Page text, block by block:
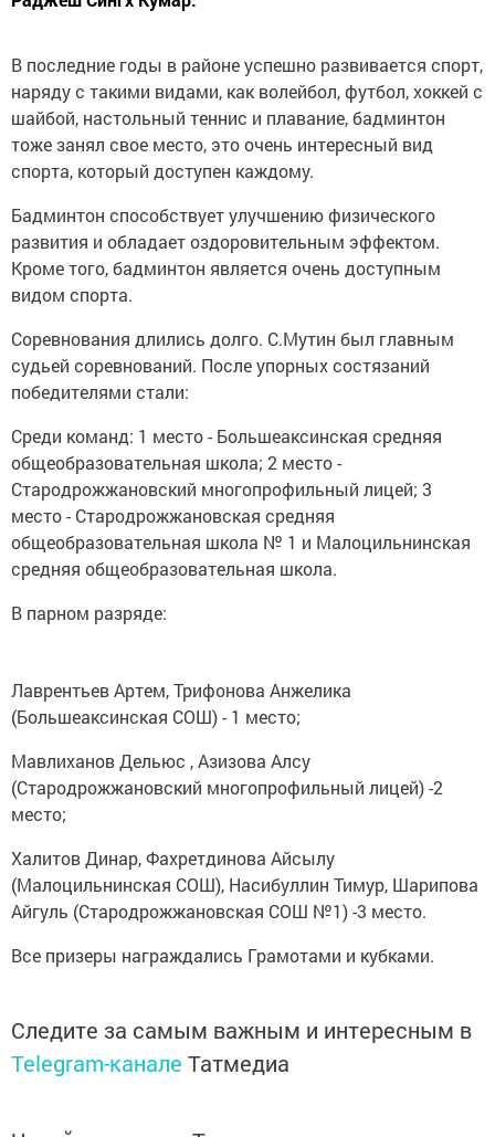
В последние годы в районе успешно развивается спорт,
наряду с такими видами, как волейбол, футбол, хоккей с
шайбой, настольный теннис и плавание, бадминтон
тоже занял свое место, это очень интересный вид
спорта, который доступен каждому.
Бадминтон способствует улучшению физического
развития и обладает оздоровительным эффектом.
Кроме того, бадминтон является очень доступным
видом спорта.
Соревнования длились долго. С.Мутин был главным
судьей соревнований. После упорных состязаний
победителями стали:
Среди команд: 1 место - Большеаксинская средняя
общеобразовательная школа; 2 место -
Стародрожжановский многопрофильный лицей; 3
место - Стародрожжановская средняя
общеобразовательная школа № 1 и Малоцильнинская
средняя общеобразовательная школа.
В парном разряде:
Лаврентьев Артем, Трифонова Анжелика
(Большеаксинская СОШ) - 1 место;
Мавлиханов Дельюс , Азизова Алсу
(Стародрожжановский многопрофильный лицей) -2
место;
Халитов Динар, Фахретдинова Айсылу
(Малоцильнинская СОШ), Насибуллин Тимур, Шарипова
Айгуль (Стародрожжановская СОШ №1) -3 место.
Все призеры награждались Грамотами и кубками.
Следите за самым важным и интересным в
Telegram-канале Татмедиа